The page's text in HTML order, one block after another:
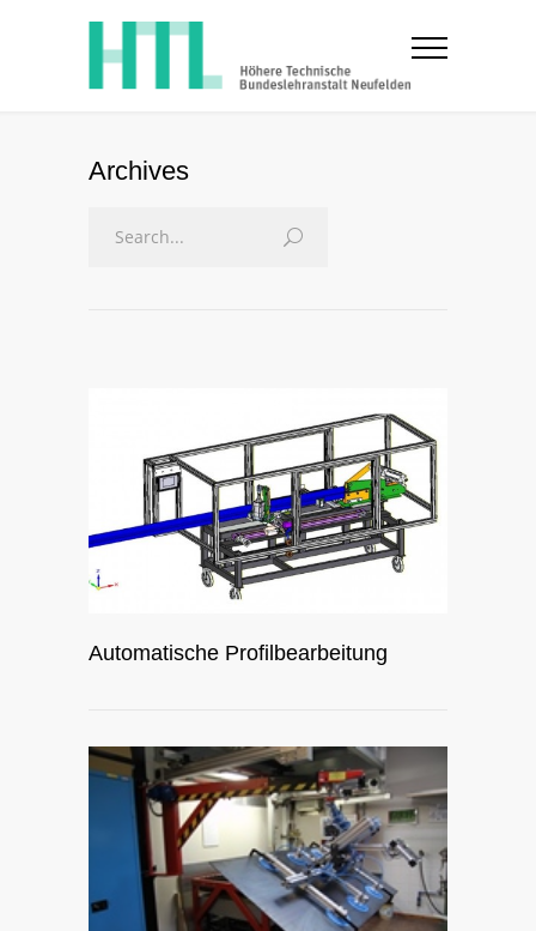
Archives
Automatische Profilbearbeitung